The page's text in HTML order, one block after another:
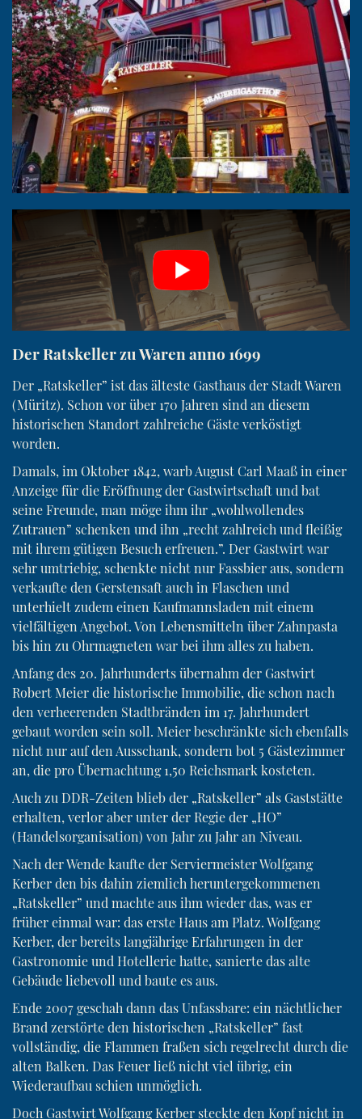
Der Ratskeller zu Waren anno 1699
Der „Ratskeller” ist das älteste Gasthaus der Stadt Waren
(Müritz). Schon vor über 170 Jahren sind an diesem
historischen Standort zahlreiche Gäste verköstigt
worden.
Damals, im Oktober 1842, warb August Carl Maaß in einer
Anzeige für die Eröffnung der Gastwirtschaft und bat
seine Freunde, man möge ihm ihr „wohlwollendes
Zutrauen” schenken und ihn „recht zahlreich und fleißig
mit ihrem gütigen Besuch erfreuen.”. Der Gastwirt war
sehr umtriebig, schenkte nicht nur Fassbier aus, sondern
verkaufte den Gerstensaft auch in Flaschen und
unterhielt zudem einen Kaufmannsladen mit einem
vielfältigen Angebot. Von Lebensmitteln über Zahnpasta
bis hin zu Ohrmagneten war bei ihm alles zu haben.
Anfang des 20. Jahrhunderts übernahm der Gastwirt
Robert Meier die historische Immobilie, die schon nach
den verheerenden Stadtbränden im 17. Jahrhundert
gebaut worden sein soll. Meier beschränkte sich ebenfalls
nicht nur auf den Ausschank, sondern bot 5 Gästezimmer
an, die pro Übernachtung 1,50 Reichsmark kosteten.
Auch zu DDR-Zeiten blieb der „Ratskeller” als Gaststätte
erhalten, verlor aber unter der Regie der „HO”
(Handelsorganisation) von Jahr zu Jahr an Niveau.
Nach der Wende kaufte der Serviermeister Wolfgang
Kerber den bis dahin ziemlich heruntergekommenen
„Ratskeller” und machte aus ihm wieder das, was er
früher einmal war: das erste Haus am Platz. Wolfgang
Kerber, der bereits langjährige Erfahrungen in der
Gastronomie und Hotellerie hatte, sanierte das alte
Gebäude liebevoll und baute es aus.
Ende 2007 geschah dann das Unfassbare: ein nächtlicher
Brand zerstörte den historischen „Ratskeller” fast
vollständig, die Flammen fraßen sich regelrecht durch die
alten Balken. Das Feuer ließ nicht viel übrig, ein
Wiederaufbau schien unmöglich.
Doch Gastwirt Wolfgang Kerber steckte den Kopf nicht in